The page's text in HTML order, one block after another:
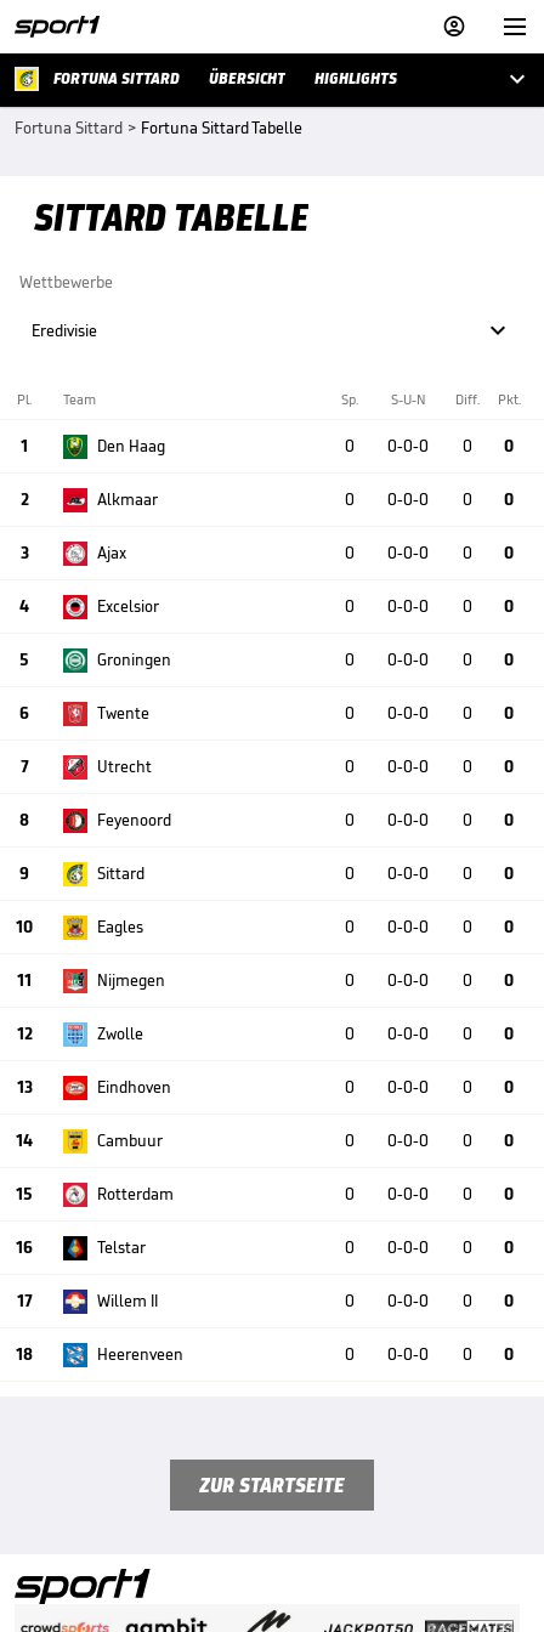


FORTUNA SITTARD ÜBERSICHT HIGHLIGHTS 
Fortuna Sittard > Fortuna Sittard Tabelle
SITTARD TABELLE
Wettbewerbe
Eredivisie 
Pl. Team Sp. S-U-N Diff. Pkt.
1 Den Haag 0 0-0-0 0 0
2 Alkmaar 0 0-0-0 0 0
3 Ajax 0 0-0-0 0 0
4 Excelsior 0 0-0-0 0 0
5 Groningen 0 0-0-0 0 0
6 Twente 0 0-0-0 0 0
7 Utrecht 0 0-0-0 0 0
8 Feyenoord 0 0-0-0 0 0
9 Sittard 0 0-0-0 0 0
10 Eagles 0 0-0-0 0 0
11 Nijmegen 0 0-0-0 0 0
12 Zwolle 0 0-0-0 0 0
13 Eindhoven 0 0-0-0 0 0
14 Cambuur 0 0-0-0 0 0
15 Rotterdam 0 0-0-0 0 0
16 Telstar 0 0-0-0 0 0
17 Willem II 0 0-0-0 0 0
18 Heerenveen 0 0-0-0 0 0
ZUR STARTSEITE